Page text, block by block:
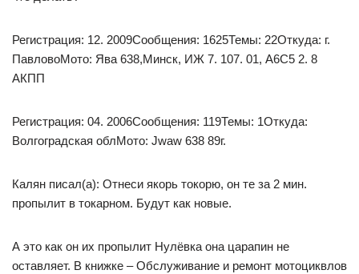
Регистрация: 12. 2009Сообщения: 1625Темы: 22Откуда: г.
ПавловоМото: Ява 638,Минск, ИЖ 7. 107. 01, А6С5 2. 8
АКПП
Регистрация: 04. 2006Сообщения: 119Темы: 1Откуда:
Волгоградская облМото: Jwaw 638 89г.
Калян писал(а): Отнеси якорь токорю, он те за 2 мин.
пропылит в токарном. Будут как новые.
А это как он их пропылит Нулёвка она царапин не
оставляет. В книжке – Обслуживание и ремонт мотоциквлов